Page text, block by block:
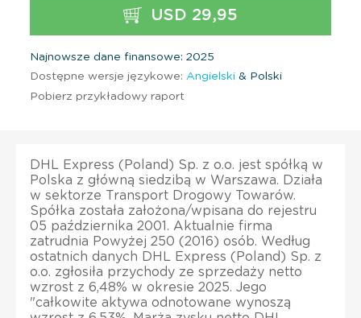
USD 29,95
Najnowsze dane finansowe: 2025
Dostępne wersje językowe: Angielski & Polski
Pobierz przykładowy raport
DHL Express (Poland) Sp. z o.o. jest spółką w
Polska z główną siedzibą w Warszawa. Działa
w sektorze Transport Drogowy Towarów.
Spółka została założona/wpisana do rejestru
05 października 2001. Aktualnie firma
zatrudnia Powyżej 250 (2016) osób. Według
ostatnich danych DHL Express (Poland) Sp. z
o.o. zgłosiła przychody ze sprzedaży netto
wzrost z 6,48% w okresie 2025. Jego
"całkowite aktywa odnotowane wynoszą